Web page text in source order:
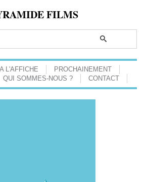
FILMS
A L'AFFICHE
PROCHAINEMENT
QUI SOMMES-NOUS ? CONTACT